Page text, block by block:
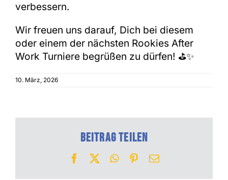
verbessern.
Wir freuen uns darauf, Dich bei diesem
oder einem der nächsten Rookies After
Work Turniere begrüßen zu dürfen! ⛳✨
10. März, 2026
Beitrag teilen
Facebook
X WhatsApp
Pinterest
E-